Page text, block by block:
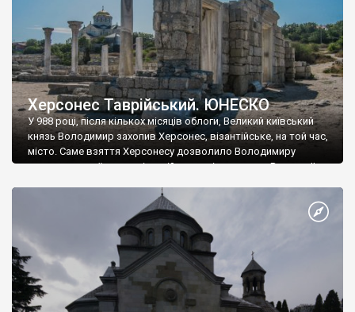
Херсонес Таврійський. ЮНЕСКО
У 988 році, після кількох місяців облоги, Великий київський
князь Володимир захопив Херсонес, візантійське, на той час,
місто. Саме взяття Херсонесу дозволило Володимиру
диктувати свої умови візантійському імператору Василю ІІ, та
Херсонесі Володимир-язичник, став Василем-християнином.
А потім було Хрещення Русі. На честь Херсонесу Таврійського